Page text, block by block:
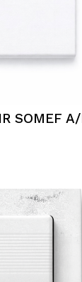
SOMEF A/